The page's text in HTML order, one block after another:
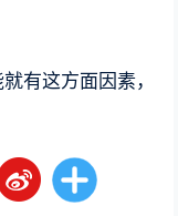
有这方面因素，